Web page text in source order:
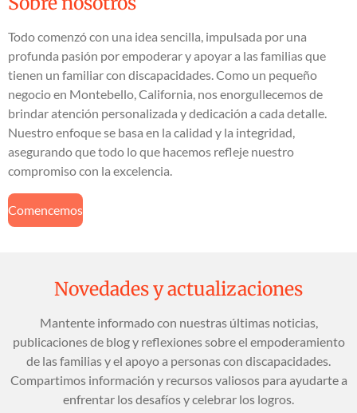
Todo comenzó con una idea sencilla, impulsada por una
profunda pasión por empoderar y apoyar a las familias que
tienen un familiar con discapacidades. Como un pequeño
negocio en Montebello, California, nos enorgullecemos de
brindar atención personalizada y dedicación a cada detalle.
Nuestro enfoque se basa en la calidad y la integridad,
asegurando que todo lo que hacemos refleje nuestro
compromiso con la excelencia.
Comencemos
Novedades y actualizaciones
Mantente informado con nuestras últimas noticias,
publicaciones de blog y reflexiones sobre el empoderamiento
de las familias y el apoyo a personas con discapacidades.
Compartimos información y recursos valiosos para ayudarte a
enfrentar los desafíos y celebrar los logros.